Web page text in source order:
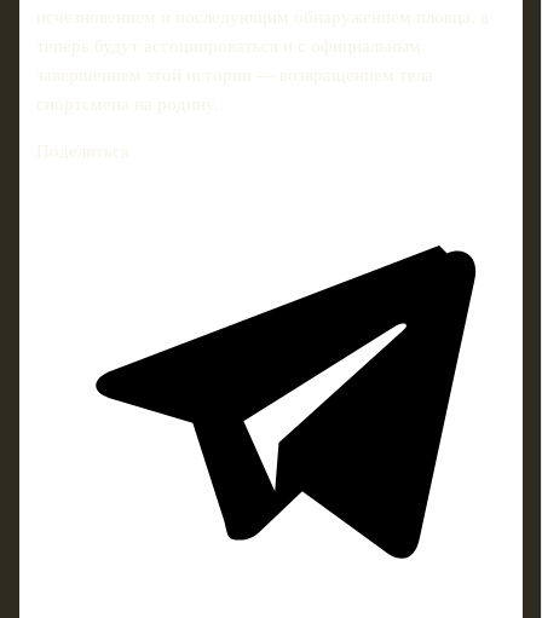
исчезновением и последующим обнаружением пловца, а
теперь будут ассоциироваться и с официальным
завершением этой истории — возвращением тела
спортсмена на родину.
Поделиться